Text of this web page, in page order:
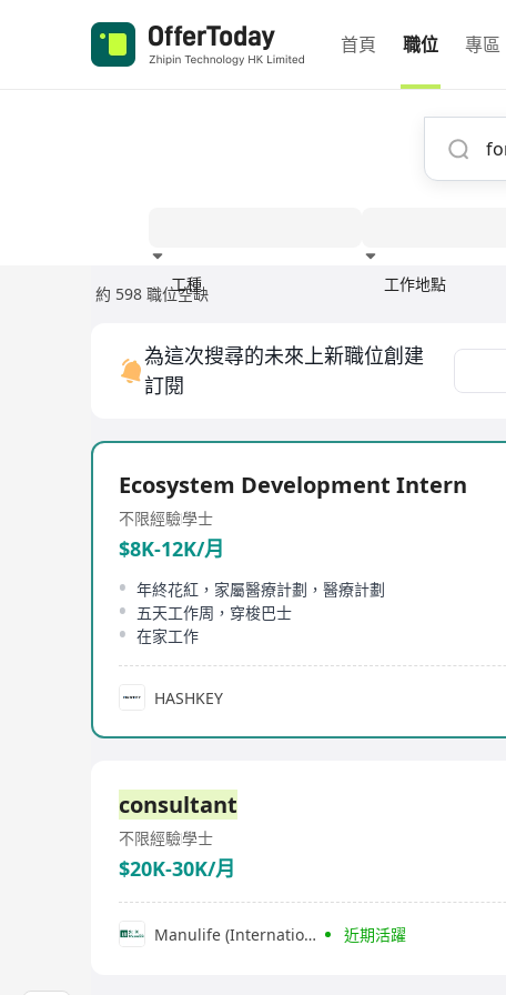
首頁 職位 專區
工種 工作地點
約 598 職位空缺
為這次搜尋的未來上新職位創建
訂閱
Ecosystem Development Intern
不限經驗學士
$8K-12K/月
年終花紅，家屬醫療計劃，醫療計劃
五天工作周，穿梭巴士
在家工作
HASHKEY
consultant
不限經驗學士
$20K-30K/月
Manulife (International) Limited 近期活躍